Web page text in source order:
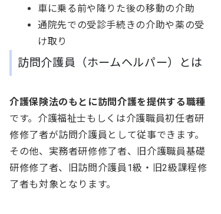
車に乗る前や降りた後の移動の介助
通院先での受診手続きの介助や薬の受
け取り
訪問介護員（ホームヘルパー）とは
介護保険法のもとに訪問介護を提供する職種
です。介護福祉士もしくは介護職員初任者研
修修了者が訪問介護員として従事できます。
その他、実務者研修修了者、旧介護職員基礎
研修修了者、旧訪問介護員1級・旧2級課程修
了者も対象となります。